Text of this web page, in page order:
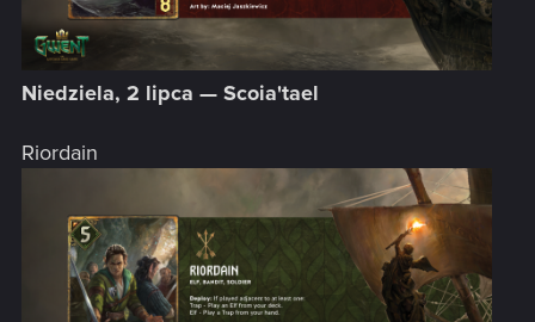
Niedziela, 2 lipca — Scoia'tael
Riordain